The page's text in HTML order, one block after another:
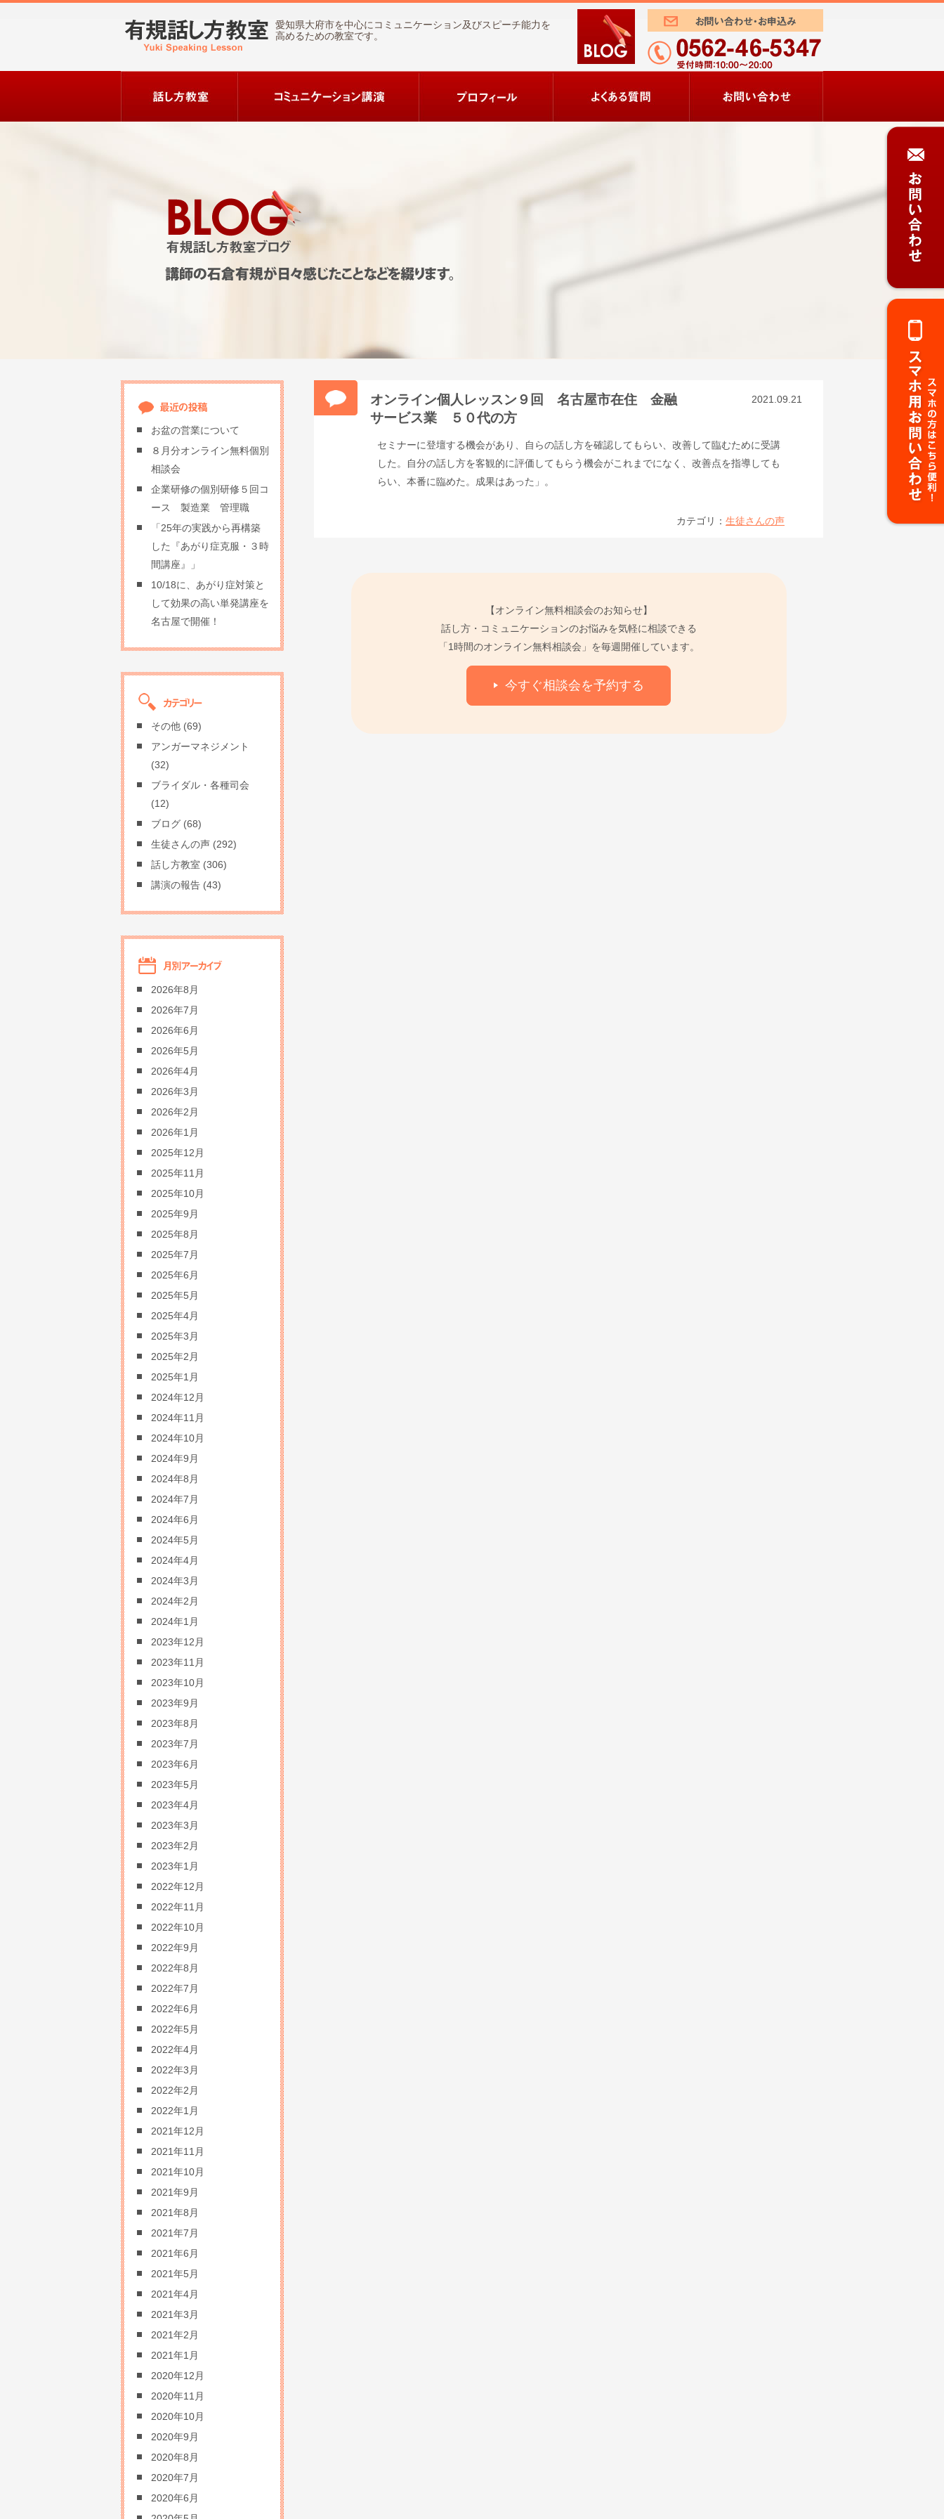
愛知県大府市を中心にコミュニケーション及びスピーチ能力を
高めるための教室です。
オンライン個人レッスン９回 名古屋市在住 金融
サービス業 ５０代の方
2021.09.21
セミナーに登壇する機会があり、自らの話し方を確認してもらい、改善して臨むために受講
した。自分の話し方を客観的に評価してもらう機会がこれまでになく、改善点を指導しても
らい、本番に臨めた。成果はあった」。
カテゴリ： 生徒さんの声
【オンライン無料相談会のお知らせ】
話し方・コミュニケーションのお悩みを気軽に相談できる
「1時間のオンライン無料相談会」を毎週開催しています。
今すぐ相談会を予約する
お盆の営業について
８月分オンライン無料個別
相談会
企業研修の個別研修５回コ
ース 製造業 管理職
「25年の実践から再構築
した『あがり症克服・３時
間講座』」
10/18に、あがり症対策と
して効果の高い単発講座を
名古屋で開催！
その他 (69)
アンガーマネジメント
(32)
ブライダル・各種司会
(12)
ブログ (68)
生徒さんの声 (292)
話し方教室 (306)
講演の報告 (43)
2026年8月
2026年7月
2026年6月
2026年5月
2026年4月
2026年3月
2026年2月
2026年1月
2025年12月
2025年11月
2025年10月
2025年9月
2025年8月
2025年7月
2025年6月
2025年5月
2025年4月
2025年3月
2025年2月
2025年1月
2024年12月
2024年11月
2024年10月
2024年9月
2024年8月
2024年7月
2024年6月
2024年5月
2024年4月
2024年3月
2024年2月
2024年1月
2023年12月
2023年11月
2023年10月
2023年9月
2023年8月
2023年7月
2023年6月
2023年5月
2023年4月
2023年3月
2023年2月
2023年1月
2022年12月
2022年11月
2022年10月
2022年9月
2022年8月
2022年7月
2022年6月
2022年5月
2022年4月
2022年3月
2022年2月
2022年1月
2021年12月
2021年11月
2021年10月
2021年9月
2021年8月
2021年7月
2021年6月
2021年5月
2021年4月
2021年3月
2021年2月
2021年1月
2020年12月
2020年11月
2020年10月
2020年9月
2020年8月
2020年7月
2020年6月